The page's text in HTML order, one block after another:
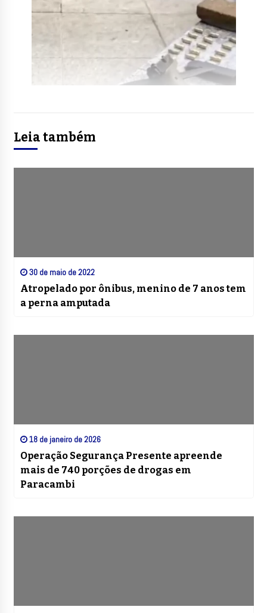
Leia também
30 de maio de 2022
Atropelado por ônibus, menino de 7 anos tem
a perna amputada
18 de janeiro de 2026
Operação Segurança Presente apreende
mais de 740 porções de drogas em
Paracambi